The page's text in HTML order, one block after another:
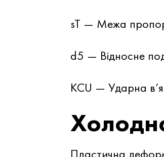
sT — Межа
d5 — Відносне
KCU — Ударна
Пластична